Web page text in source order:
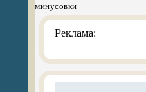
минусовки
Реклама: